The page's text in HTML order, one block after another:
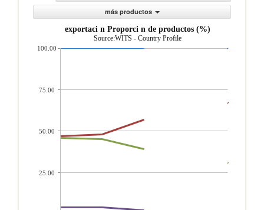
más productos
exportaci n Proporci n de productos (%)
Source:WITS - Country Profile
100.00
75.00
50.00
25.00